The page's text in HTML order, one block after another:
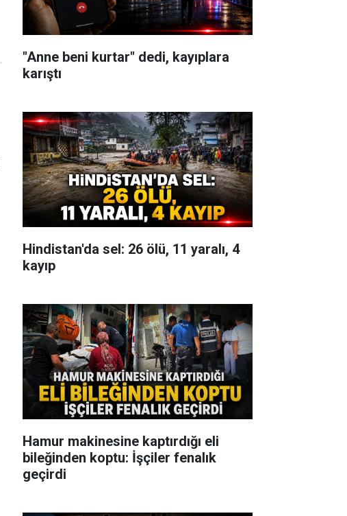
"Anne beni kurtar" dedi, kayıplara
karıştı
Hindistan'da sel: 26 ölü, 11 yaralı, 4
kayıp
Hamur makinesine kaptırdığı eli
bileğinden koptu: İşçiler fenalık
geçirdi